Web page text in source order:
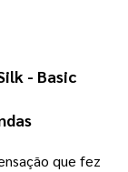
- Basic
que fez